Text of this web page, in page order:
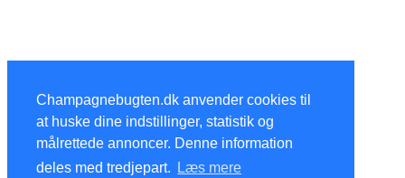
Champagnebugten.dk anvender cookies til
at huske dine indstillinger, statistik og
målrettede annoncer. Denne information
deles med tredjepart.
Læs mere